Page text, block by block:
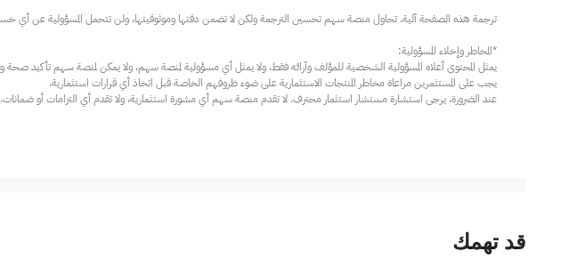
عند الضرورة، يرجى استشارة مستشار استثمار محترف. لا تقدم منصة سهم أي مشورة استثمارية، ولا تقدم أي التزامات أو ضمانات.
قد تهمك